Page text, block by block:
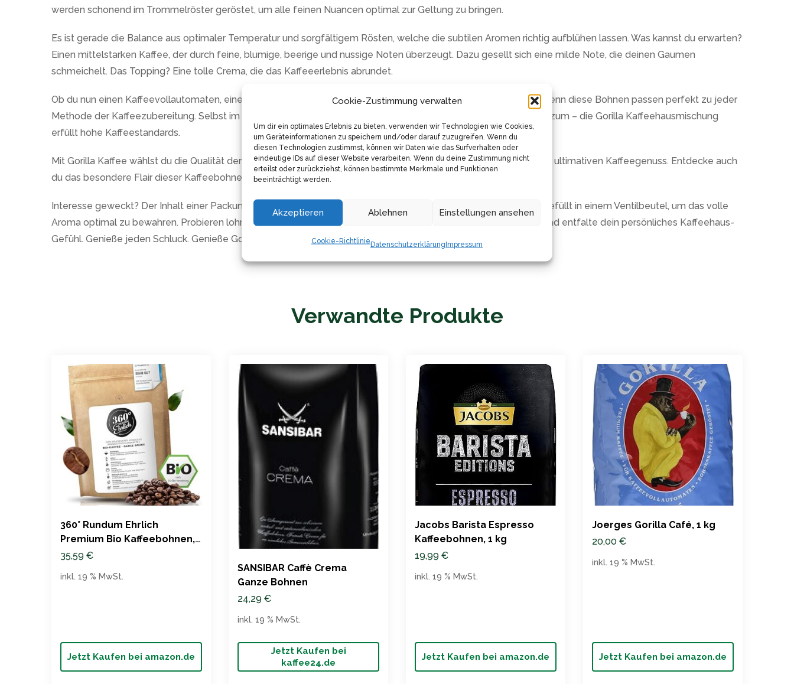
Cookie-Zustimmung verwalten
Um dir ein optimales Erlebnis zu bieten, verwenden wir Technologien wie Cookies,
um Geräteinformationen zu speichern und/oder darauf zuzugreifen. Wenn du
diesen Technologien zustimmst, können wir Daten wie das Surfverhalten oder
eindeutige IDs auf dieser Website verarbeiten. Wenn du deine Zustimmung nicht
erteilst oder zurückziehst, können bestimmte Merkmale und Funktionen
beeinträchtigt werden.
Akzeptieren Ablehnen Einstellungen ansehen
Cookie-RichtlinieDatenschutzerklärungImpressum
werden schonend im Trommelröster geröstet, um alle feinen Nuancen optimal zur Geltung zu bringen.
Es ist gerade die Balance aus optimaler Temperatur und sorgfältigem Rösten, welche die subtilen Aromen richtig aufblühen lassen. Was kannst du erwarten?
Einen mittelstarken Kaffee, der durch feine, blumige, beerige und nussige Noten überzeugt. Dazu gesellt sich eine milde Note, die deinen Gaumen
schmeichelt. Das Topping? Eine tolle Crema, die das Kaffeeerlebnis abrundet.
Ob du nun einen Kaffeevollautomaten, eine Espresso- oder Siebträgermaschine besitzt, ist nicht entscheidend. Denn diese Bohnen passen perfekt zu jeder
Methode der Kaffeezubereitung. Selbst im klassischen Filterkaffee entfalten sie ihr bemerkenswertes Aroma. Kurzum – die Gorilla Kaffeehausmischung
erfüllt hohe Kaffeestandards.
Mit Gorilla Kaffee wählst du die Qualität der seit Jahren angesehenen Kaffeerösterei A. Joerges. Ein Garant für den ultimativen Kaffeegenuss. Entdecke auch
du das besondere Flair dieser Kaffeebohnen und tauche ein in ein vollmundiges, aromatisches Kaffeeerlebnis.
Interesse geweckt? Der Inhalt einer Packung Gorilla Kaffeehausmischung umfasst 1kg ganze Kaffeebohnen. Abgefüllt in einem Ventilbeutel, um das volle
Aroma optimal zu bewahren. Probieren lohnt sich. Überzeuge dich selbst von der Qualität dieser Kaffeebohnen und entfalte dein persönliches Kaffeehaus-
Gefühl. Genieße jeden Schluck. Genieße Gorilla Kaffee.
Verwandte Produkte
360° Rundum Ehrlich
Premium Bio Kaffeebohnen,
100% Honduras Arabica, 1kg
35,59 €
Jetzt Kaufen bei amazon.de
inkl. 19 % MwSt.
SANSIBAR Caffè Crema
Ganze Bohnen
24,29 €
Jetzt Kaufen bei
kaffee24.de
inkl. 19 % MwSt.
Jacobs Barista Espresso
Kaffeebohnen, 1 kg
19,99 €
Jetzt Kaufen bei amazon.de
inkl. 19 % MwSt.
Joerges Gorilla Café, 1 kg
20,00 €
Jetzt Kaufen bei amazon.de
inkl. 19 % MwSt.